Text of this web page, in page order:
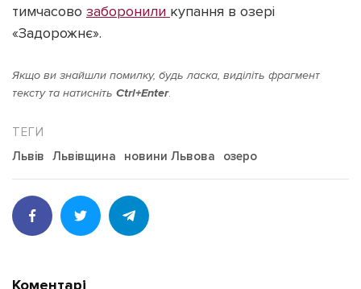
тимчасово заборонили купання в озері
«Задорожнє».
Якщо ви знайшли помилку, будь ласка, виділіть фрагмент
тексту та натисніть Ctrl+Enter.
Львів Львівщина новини Львова озеро